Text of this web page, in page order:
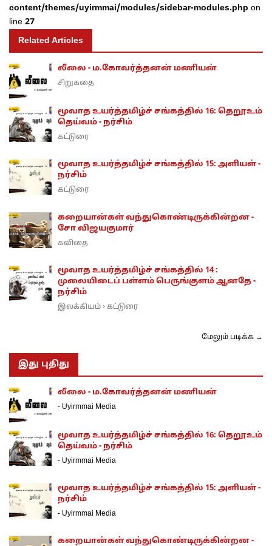
content/themes/uyirmmai/modules/sidebar-modules.php on
line 27
Related Articles
லீலை - ம.கோவர்த்தனன் மணியன்
சிறுகதை
மூவாத உயர்த்தமிழ்ச் சங்கத்தில் 16: தெறூஉம்
தெய்வம் - நர்சிம்
கட்டுரை
மூவாத உயர்த்தமிழ்ச் சங்கத்தில் 15: அளியள் -
நர்சிம்
கட்டுரை
கறையான்கள் வந்துகொண்டிருக்கின்றன -
சோ விஜயகுமார்
கவிதை
மூவாத உயர்த்தமிழ்ச் சங்கத்தில் 14 :
முலையிடைப் பள்ளம் பெருங்குளம் ஆனதே -
நர்சிம்
இலக்கியம் › கட்டுரை
மேலும் படிக்க →
இது புதிது
லீலை - ம.கோவர்த்தனன் மணியன்
- Uyirmmai Media
மூவாத உயர்த்தமிழ்ச் சங்கத்தில் 16: தெறூஉம்
தெய்வம் - நர்சிம்
- Uyirmmai Media
மூவாத உயர்த்தமிழ்ச் சங்கத்தில் 15: அளியள் -
நர்சிம்
- Uyirmmai Media
கறையான்கள் வந்துகொண்டிருக்கின்றன -